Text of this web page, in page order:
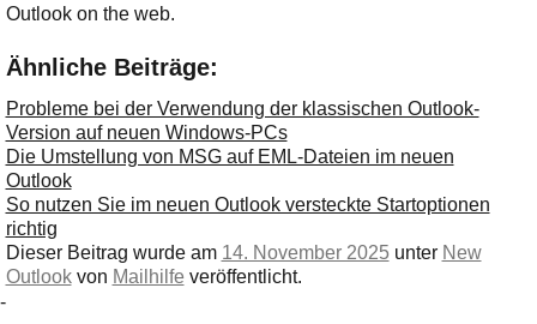
Outlook on the web.
Ähnliche Beiträge:
Probleme bei der Verwendung der klassischen Outlook-
Version auf neuen Windows-PCs
Die Umstellung von MSG auf EML-Dateien im neuen
Outlook
So nutzen Sie im neuen Outlook versteckte Startoptionen
richtig
Dieser Beitrag wurde am 14. November 2025unter New
Outlook von Mailhilfe veröffentlicht.
-